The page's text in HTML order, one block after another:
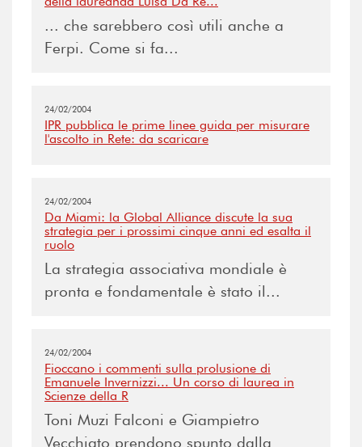
... che sarebbero così utili anche a
Ferpi. Come si fa...
24/02/2004
IPR pubblica le prime linee guida per misurare
l'ascolto in Rete: da scaricare
24/02/2004
Da Miami: la Global Alliance discute la sua
strategia per i prossimi cinque anni ed esalta il
ruolo
La strategia associativa mondiale è
pronta e fondamentale è stato il...
24/02/2004
Fioccano i commenti sulla prolusione di
Emanuele Invernizzi... Un corso di laurea in
Scienze della R
Toni Muzi Falconi e Giampietro
Vecchiato prendono spunto dalla